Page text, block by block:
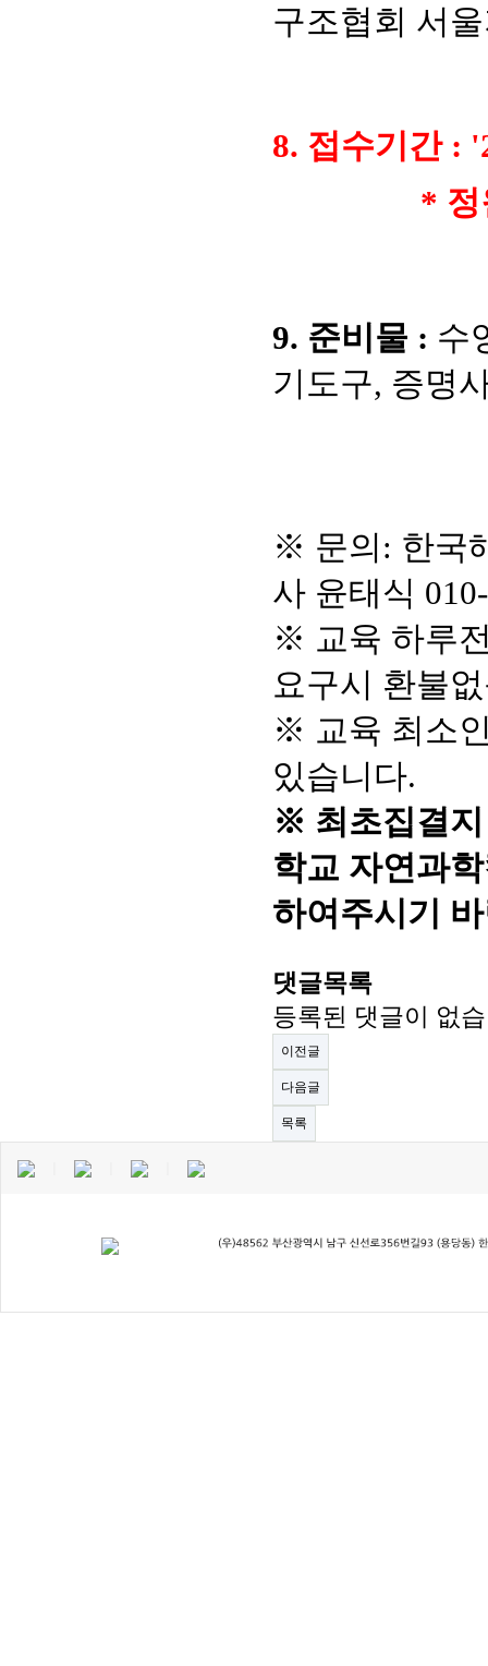
구조협회 서
8. 접수기간 :
* 정
9. 준비물 : 수
기도구, 증명
※ 문의: 한국
사 윤태식
※ 교육 하루
요구시 환불
※ 교육 최소
있습니다.
※ 최초집결
학교 자연과
하여주시기
댓글목록
등록된 댓글이 없
이전글
다음글
목록